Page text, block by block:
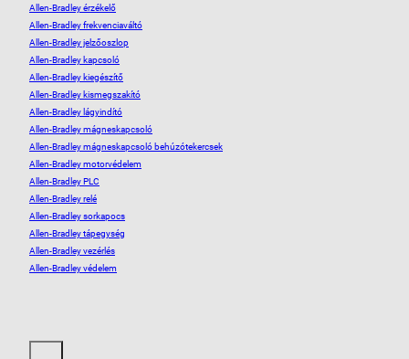
Allen-Bradley érzékelő
Allen-Bradley frekvenciaváltó
Allen-Bradley jelzőoszlop
Allen-Bradley kapcsoló
Allen-Bradley kiegészítő
Allen-Bradley kismegszakító
Allen-Bradley lágyindító
Allen-Bradley mágneskapcsoló
Allen-Bradley mágneskapcsoló behúzótekercsek
Allen-Bradley motorvédelem
Allen-Bradley PLC
Allen-Bradley relé
Allen-Bradley sorkapocs
Allen-Bradley tápegység
Allen-Bradley vezérlés
Allen-Bradley védelem